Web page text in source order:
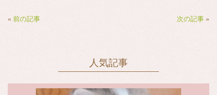
ok
« 前の記事 次の記事 »
人気記事